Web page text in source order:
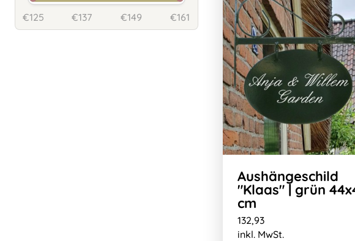
Aushängeschild
"Klaas" | grün
cm
132,93
inkl. MwSt.
€125 €137 €149 €161